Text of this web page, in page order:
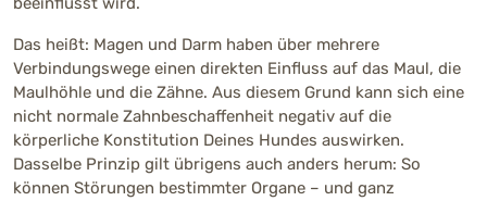
Das heißt: Magen und Darm haben über mehrere
Verbindungswege einen direkten Einfluss auf das Maul, die
Maulhöhle und die Zähne. Aus diesem Grund kann sich eine
nicht normale Zahnbeschaffenheit negativ auf die
körperliche Konstitution Deines Hundes auswirken.
Dasselbe Prinzip gilt übrigens auch anders herum: So
können Störungen bestimmter Organe – und ganz